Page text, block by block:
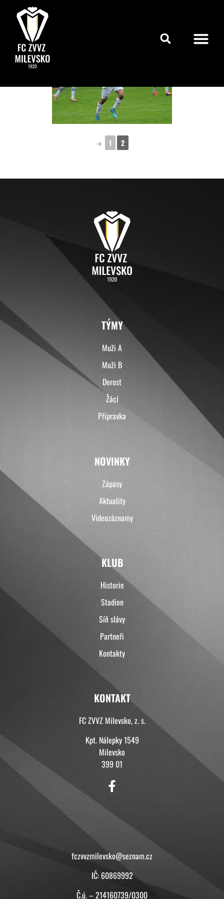
◄ 1 2
TÝMY
Muži A
Muži B
Dorost
Žáci
Přípravka
NOVINKY
Zápasy
Aktuality
Videozáznamy
KLUB
Historie
Stadion
Síň slávy
Partneři
Kontakty
KONTAKT
FC ZVVZ Milevsko, z. s.
Kpt. Nálepky 1549
Milevsko
399 01
fczvvzmilevsko@seznam.cz
IČ: 60869992
Č.ú. – 214160739/0300